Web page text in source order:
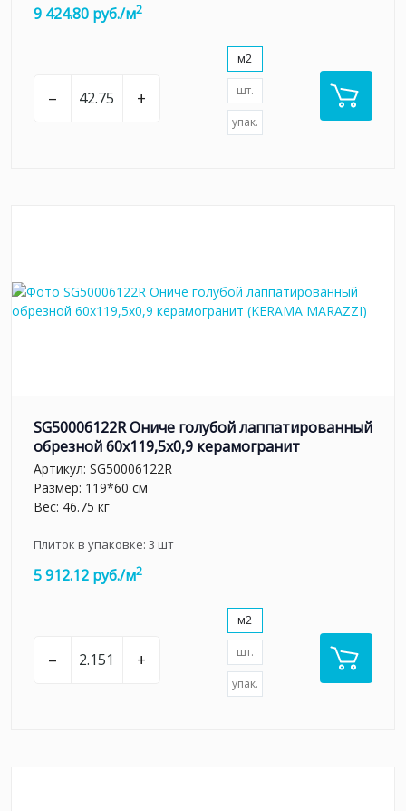
9 424.80 руб./м2
– +
м2
шт.
упак.
SG50006122R Ониче голубой лаппатированный
обрезной 60x119,5x0,9 керамогранит
Артикул: SG50006122R
Размер: 119*60 см
Вес: 46.75 кг
Плиток в упаковке: 3 шт
5 912.12 руб./м2
– +
м2
шт.
упак.